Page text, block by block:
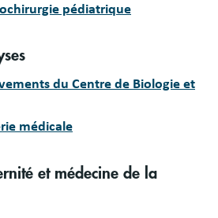
pédiatrique
du Centre de Biologie et
médicale
et médecine de la